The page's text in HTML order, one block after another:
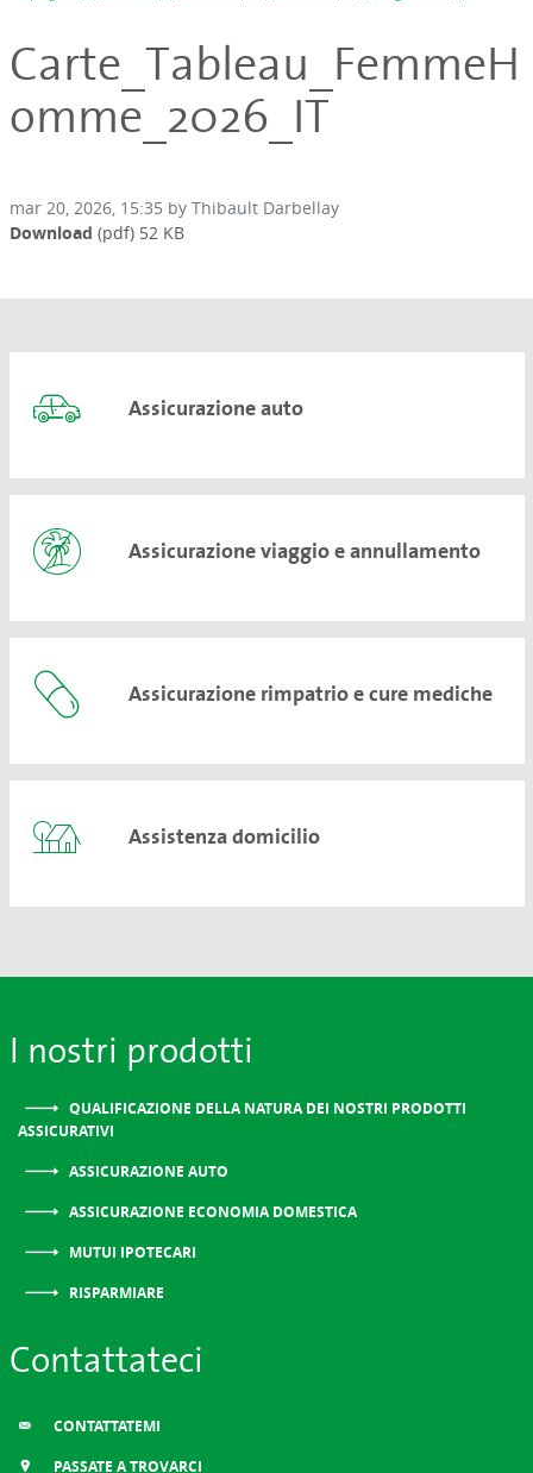
Carte_Tableau_FemmeH
omme_2026_IT
mar 20, 2026, 15:35 by Thibault Darbellay
Download (pdf) 52 KB
Assicurazione auto
Assicurazione viaggio e annullamento
Assicurazione rimpatrio e cure mediche
Assistenza domicilio
I nostri prodotti
QUALIFICAZIONE DELLA NATURA DEI NOSTRI PRODOTTI
ASSICURATIVI
ASSICURAZIONE AUTO
ASSICURAZIONE ECONOMIA DOMESTICA
MUTUI IPOTECARI
RISPARMIARE
Contattateci
CONTATTATEMI
PASSATE A TROVARCI